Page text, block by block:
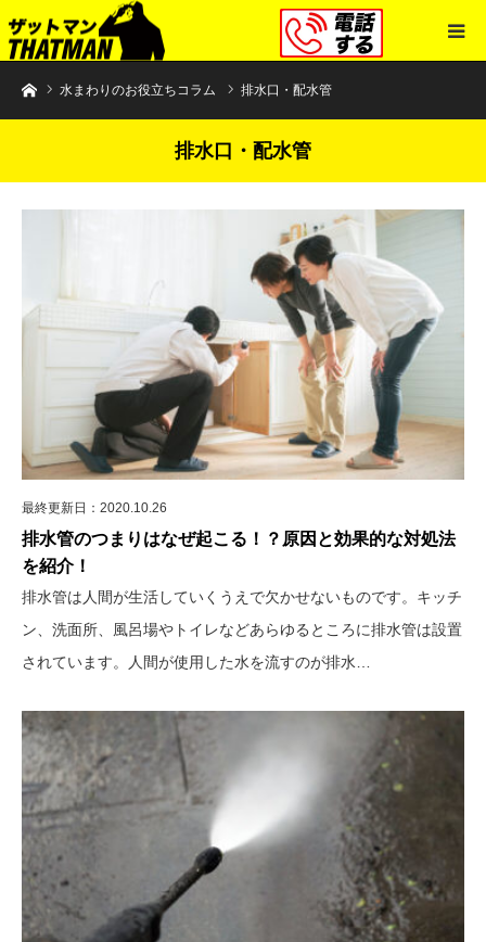
水まわりトラブル解決のザットマン
水まわりのお役立ちコラム 排水口・配水管
排水口・配水管
最終更新日：2020.10.26
排水管のつまりはなぜ起こる！？原因と効果的な対処法
を紹介！
排水管は人間が生活していくうえで欠かせないものです。キッチ
ン、洗面所、風呂場やトイレなどあらゆるところに排水管は設置
されています。人間が使用した水を流すのが排水…